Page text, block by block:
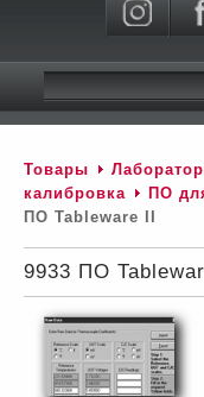
Товары
калибровка
ПО
ПО Tableware II
9933 ПО